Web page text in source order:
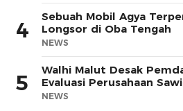
4
Sebuah Mobil Agya
Longsor di Oba Tengah
NEWS
5
Walhi Malut Desak
Evaluasi Perusahaan
NEWS